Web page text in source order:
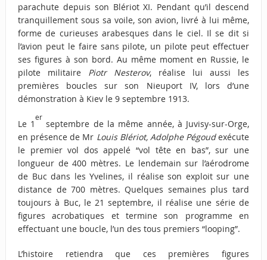
parachute depuis son Blériot XI. Pendant qu’il descend
tranquillement sous sa voile, son avion, livré à lui même,
forme de curieuses arabesques dans le ciel. Il se dit si
l’avion peut le faire sans pilote, un pilote peut effectuer
ses figures à son bord. Au même moment en Russie, le
pilote militaire Piotr Nesterov, réalise lui aussi les
premières boucles sur son Nieuport IV, lors d’une
démonstration à Kiev le 9 septembre 1913.
Le 1
er
septembre de la même année, à Juvisy-sur-Orge,
en présence de Mr Louis Blériot, Adolphe Pégoudexécute
le premier vol dos appelé “vol tête en bas”, sur une
longueur de 400 mètres. Le lendemain sur l’aérodrome
de Buc dans les Yvelines, il réalise son exploit sur une
distance de 700 mètres. Quelques semaines plus tard
toujours à Buc, le 21 septembre, il réalise une série de
figures acrobatiques et termine son programme en
effectuant une boucle, l’un des tous premiers “looping”.
L’histoire retiendra que ces premières figures